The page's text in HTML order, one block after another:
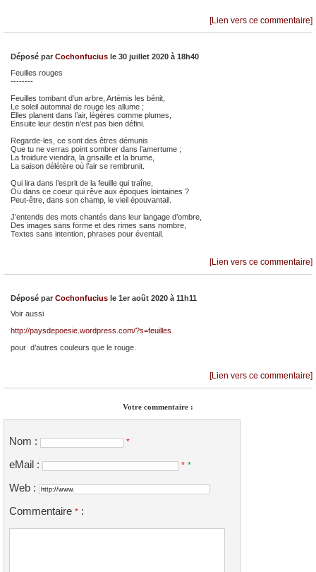
[Lien vers ce commentaire]
Déposé par Cochonfucius le 30 juillet 2020 à 18h40
Feuilles rouges
--------
Feuilles tombant d’un arbre, Artémis les bénit,
Le soleil automnal de rouge les allume ;
Elles planent dans l’air, légères comme plumes,
Ensuite leur destin n’est pas bien défini.
Regarde-les, ce sont des êtres démunis
Que tu ne verras point sombrer dans l’amertume ;
La froidure viendra, la grisaille et la brume,
La saison délétère où l’air se rembrunit.
Qui lira dans l’esprit de la feuille qui traîne,
Ou dans ce coeur qui rêve aux époques lointaines ?
Peut-être, dans son champ, le vieil épouvantail.
J’entends des mots chantés dans leur langage d’ombre,
Des images sans forme et des rimes sans nombre,
Textes sans intention, phrases pour éventail.
[Lien vers ce commentaire]
Déposé par Cochonfucius le 1er août 2020 à 11h11
Voir aussi
http://paysdepoesie.wordpress.com/?s=feuilles
pour d’autres couleurs que le rouge.
[Lien vers ce commentaire]
Votre commentaire :
Nom : *
eMail : * *
Web :
Commentaire * :